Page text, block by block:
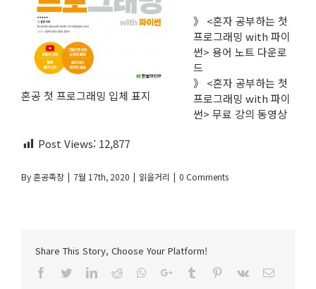
혼공 첫 프로그래밍 입체 표지
》 <혼자 공부하는 첫
프로그래밍 with 파이
썬> 용어 노트 다운로
드
》 <혼자 공부하는 첫
프로그래밍 with 파이
썬> 무료 강의 동영상
Post Views: 12,877
By혼공족장 | 7월 17th, 2020 | 읽을거리 | 0 Comments
Share This Story, Choose Your Platform!
Facebook
TwitterLinkedIn
Reddit Whatsapp
Google+Tumblr Pinterest
Vk Email